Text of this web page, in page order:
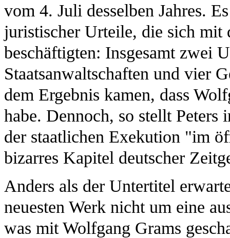
vom 4. Juli desselben Jahres.
juristischer Urteile, die sich mit
beschäftigten: Insgesamt zwei
Staatsanwaltschaften und vier
dem Ergebnis kamen, dass
habe. Dennoch, so stellt Peters
der staatlichen Exekution "im
bizarres Kapitel deutscher
Anders als der Untertitel
neuesten Werk nicht um eine
was mit Wolfgang Grams